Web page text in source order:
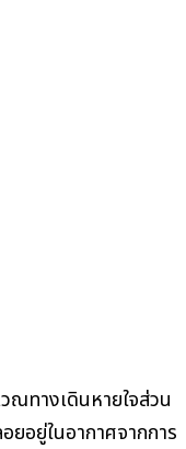
ณทางเดินหายใจส่วน
ยอยู่ในอากาศจากการ